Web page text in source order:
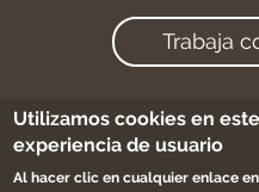
Trabaja
Aviso legal-Cookies
-
Utilizamos cookies en
experiencia de usuario
Al hacer clic en cualquier enlace